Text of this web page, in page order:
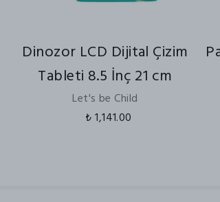
Dinozor LCD Dijital Çizim
Tableti 8.5 İnç 21 cm
Let's be Child
₺ 1,141.00